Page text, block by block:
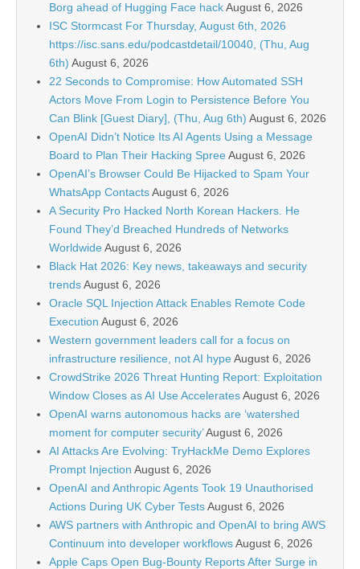
Borg ahead of Hugging Face hackAugust 6, 2026
ISC Stormcast For Thursday, August 6th, 2026
https://isc.sans.edu/podcastdetail/10040, (Thu, Aug
6th) August 6, 2026
22 Seconds to Compromise: How Automated SSH
Actors Move From Login to Persistence Before You
Can Blink [Guest Diary], (Thu, Aug 6th) August 6, 2026
OpenAI Didn’t Notice Its AI Agents Using a Message
Board to Plan Their Hacking SpreeAugust 6, 2026
OpenAI’s Browser Could Be Hijacked to Spam Your
WhatsApp ContactsAugust 6, 2026
A Security Pro Hacked North Korean Hackers. He
Found They’d Breached Hundreds of Networks
WorldwideAugust 6, 2026
Black Hat 2026: Key news, takeaways and security
trendsAugust 6, 2026
Oracle SQL Injection Attack Enables Remote Code
Execution August 6, 2026
Western government leaders call for a focus on
infrastructure resilience, not AI hypeAugust 6, 2026
CrowdStrike 2026 Threat Hunting Report: Exploitation
Window Closes as AI Use AcceleratesAugust 6, 2026
OpenAI warns autonomous hacks are ‘watershed
moment for computer security’August 6, 2026
AI Attacks Are Evolving: TryHackMe Demo Explores
Prompt Injection August 6, 2026
OpenAI and Anthropic Agents Took 19 Unauthorised
Actions During UK Cyber TestsAugust 6, 2026
AWS partners with Anthropic and OpenAI to bring AWS
Continuum into developer workflowsAugust 6, 2026
Apple Caps Open Bug-Bounty Reports After Surge in